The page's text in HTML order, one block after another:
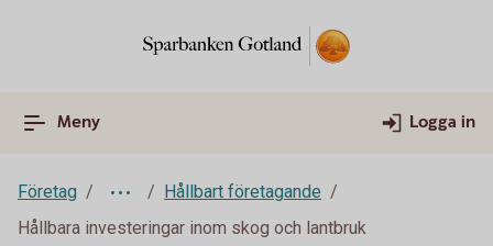
Meny Logga in
Företag
Hållbart företagande
Hållbara investeringar inom skog och lantbruk